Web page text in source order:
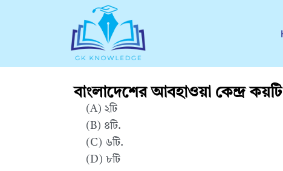
বাংলাদেশের আবহাওয়া কেন্দ্র
(A) ২টি
(B) ৪টি.
(C) ৬টি.
(D) ৮টি